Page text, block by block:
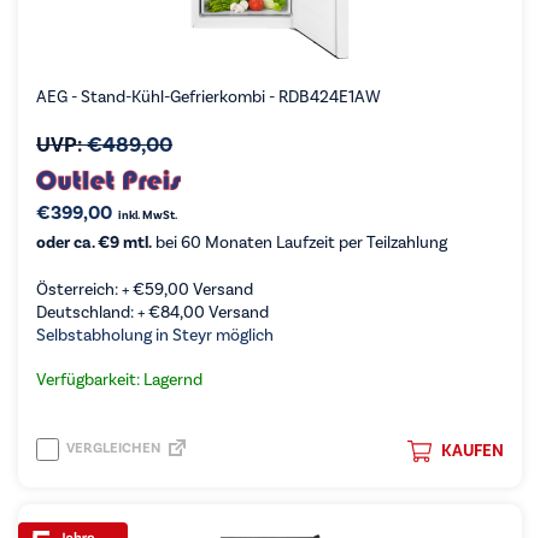
AEG - Stand-Kühl-Gefrierkombi - RDB424E1AW
UVP:€489,00
€399,00 inkl. MwSt.
oder ca. €9 mtl. bei 60 Monaten Laufzeit per Teilzahlung
Österreich: +€59,00 Versand
Deutschland: +€84,00 Versand
Selbstabholung in Steyr möglich
Verfügbarkeit: Lagernd
KAUFEN
VERGLEICHEN